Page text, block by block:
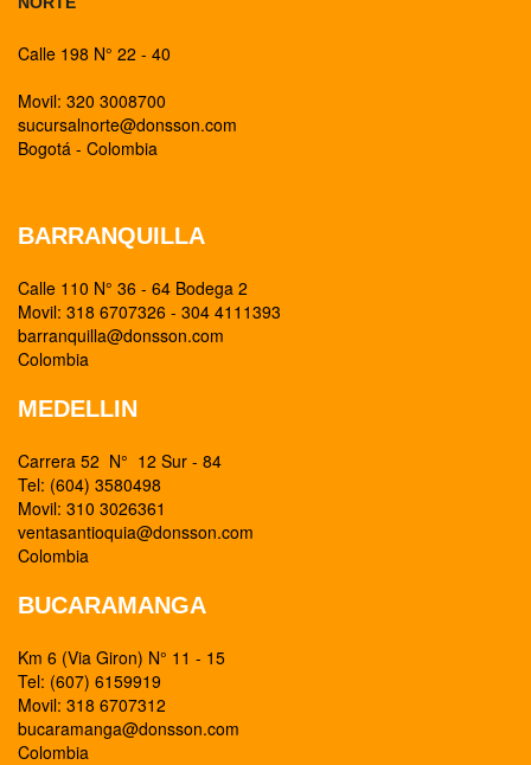
Calle 198 N° 22 - 40
Movil: 320 3008700
sucursalnorte@donsson.com
Bogotá - Colombia
BARRANQUILLA
Calle 110 N° 36 - 64 Bodega 2
Movil: 318 6707326 - 304 4111393
barranquilla@donsson.com
Colombia
MEDELLIN
Carrera 52 N° 12 Sur - 84
Tel: (604) 3580498
Movil: 310 3026361
ventasantioquia@donsson.com
Colombia
BUCARAMANGA
Km 6 (Via Giron) N° 11 - 15
Tel: (607) 6159919
Movil: 318 6707312
bucaramanga@donsson.com
Colombia